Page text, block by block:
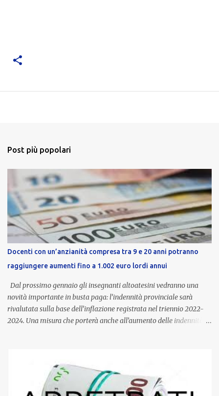
Post più popolari
Docenti con un’anzianità compresa tra 9 e 20 anni potranno
raggiungere aumenti fino a 1.002 euro lordi annui
Dal prossimo gennaio gli insegnanti altoatesini vedranno una
novità importante in busta paga: l’indennità provinciale sarà
rivalutata sulla base dell’inflazione registrata nel triennio 2022-
2024. Una misura che porterà anche all’aumento delle indennità di
dedicato alle donne vittime di violenza di genere, in linea con la
normativa nazionale e con l’obiettivo di offrire maggiore tutela e
supporto in situazioni delicate. L’indennità provinciale per i docenti